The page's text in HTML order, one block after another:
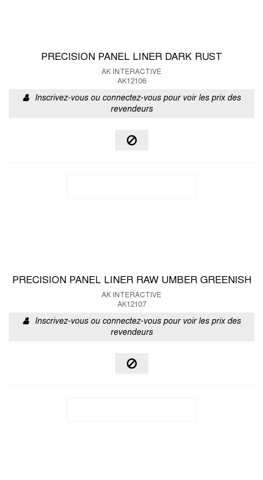
PRECISION PANEL LINER DARK RUST
AK INTERACTIVE
AK12106
Inscrivez-vous ou connectez-vous pour voir les prix des
revendeurs
PRECISION PANEL LINER RAW UMBER GREENISH
AK INTERACTIVE
AK12107
Inscrivez-vous ou connectez-vous pour voir les prix des
revendeurs